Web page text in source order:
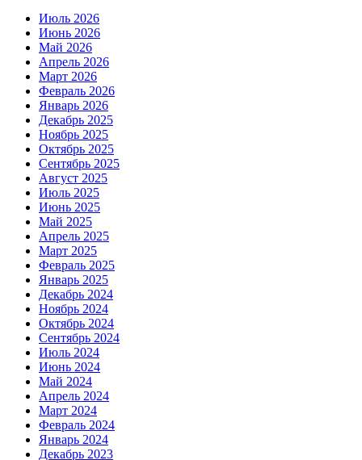
Июль 2026
Июнь 2026
Май 2026
Апрель 2026
Март 2026
Февраль 2026
Январь 2026
Декабрь 2025
Ноябрь 2025
Октябрь 2025
Сентябрь 2025
Август 2025
Июль 2025
Июнь 2025
Май 2025
Апрель 2025
Март 2025
Февраль 2025
Январь 2025
Декабрь 2024
Ноябрь 2024
Октябрь 2024
Сентябрь 2024
Июль 2024
Июнь 2024
Май 2024
Апрель 2024
Март 2024
Февраль 2024
Январь 2024
Декабрь 2023